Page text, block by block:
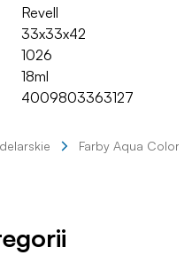
Revell
33x33x42
1026
18ml
4009803363127
Farby Aqua Color